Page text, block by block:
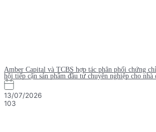
Amber Capital và TCBS hợp tác phân phối chứng
hội tiếp cận sản phẩm đầu tư chuyên nghiệp cho
13/07/2026
103